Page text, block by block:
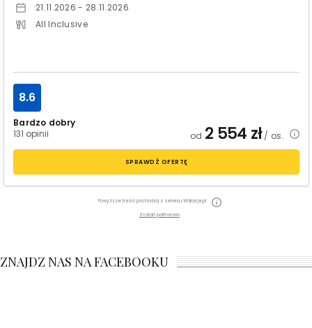
21.11.2026 - 28.11.2026
All Inclusive
Bardzo dobry
131 opinii
8.6
od 2 554 zł/ os.
SPRAWDŹ OFERTĘ
Powyższe treści pochodzą z serwisu Wakacje.pl
Zostań partnerem
ZNAJDZ NAS NA FACEBOOKU